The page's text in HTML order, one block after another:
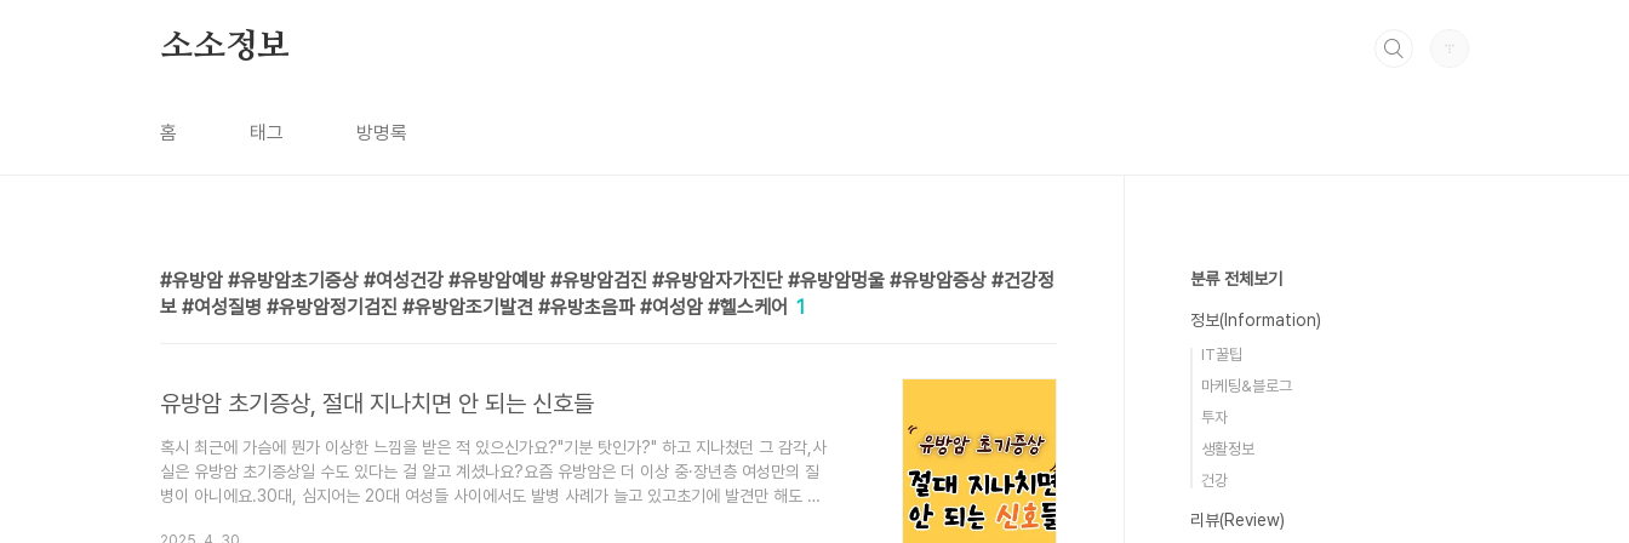
소소정보
홈 태그 방명록
유방암 #유방암초기증상 #여성건강 #유방암예방 #유방암검진 #유방암자가진단 #유방암멍울 #유방암증상 #건강정
보 #여성질병 #유방암정기검진 #유방암조기발견 #유방초음파 #여성암 #헬스케어 1
유방암 초기증상, 절대 지나치면 안 되는 신호들
혹시 최근에 가슴에 뭔가 이상한 느낌을 받은 적 있으신가요?"기분 탓인가?" 하고 지나쳤던 그 감각,사
실은 유방암 초기증상일 수도 있다는 걸 알고 계셨나요?요즘 유방암은 더 이상 중·장년층 여성만의 질
병이 아니에요.30대, 심지어는 20대 여성들 사이에서도 발병 사례가 늘고 있고초기에 발견만 해도 생
분류 전체보기
정보(Information)
IT꿀팁
마케팅&블로그
투자
생활정보
건강
리뷰(Review)